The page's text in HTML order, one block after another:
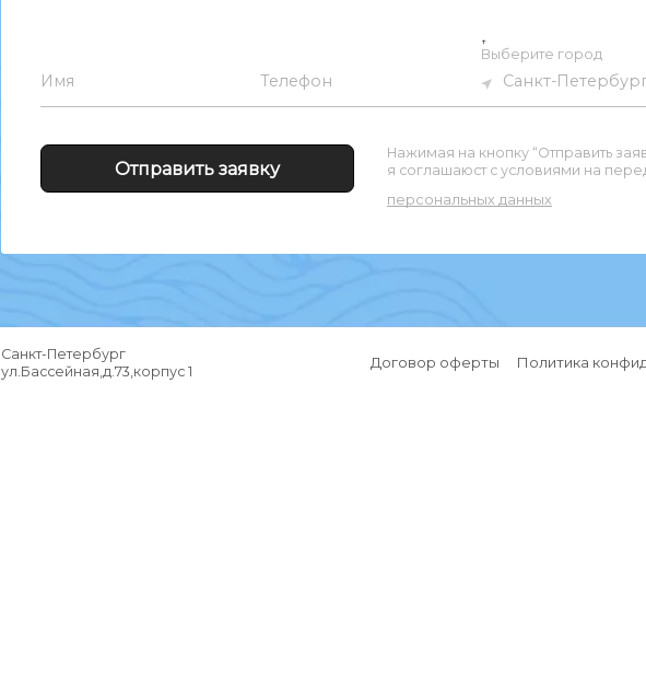
Имя Телефон Санкт-
↑
Выберите город
Нажимая на кнопку “Отправить
я соглашаюст с условиями на
персональных данных
Санкт-Петербург
ул.Бассейная,д.73,корпус 1
Договор оферты Политика